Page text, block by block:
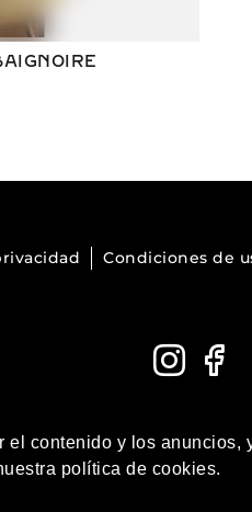
contenido y los anuncios,
política de cookies.
Condiciones de
31. AD500 Andorra la